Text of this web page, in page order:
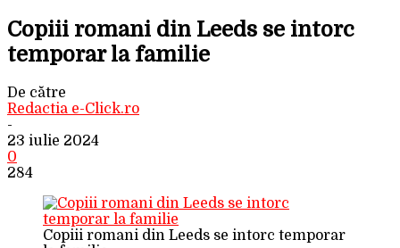
Copiii romani din Leeds se intorc
temporar la familie
De către
Redactia e-Click.ro
-
23 iulie 2024
0
284
Copiii romani din Leeds se intorc temporar